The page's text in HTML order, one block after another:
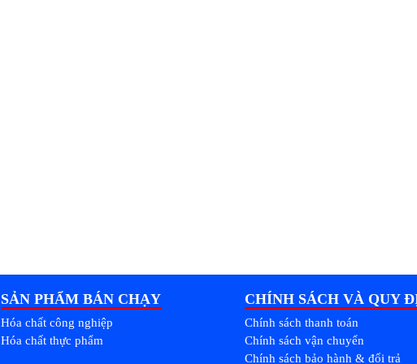
SẢN PHẨM BÁN CHẠY
Hóa chất công nghiệp
Hóa chất thực phẩm
CHÍNH SÁCH VÀ QUY
Chính sách thanh toán
Chính sách vận chuyển
Chính sách bảo hành & đổi trả